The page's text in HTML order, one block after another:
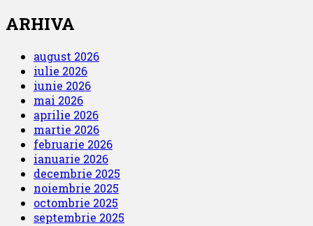
ARHIVA
august 2026
iulie 2026
iunie 2026
mai 2026
aprilie 2026
martie 2026
februarie 2026
ianuarie 2026
decembrie 2025
noiembrie 2025
octombrie 2025
septembrie 2025